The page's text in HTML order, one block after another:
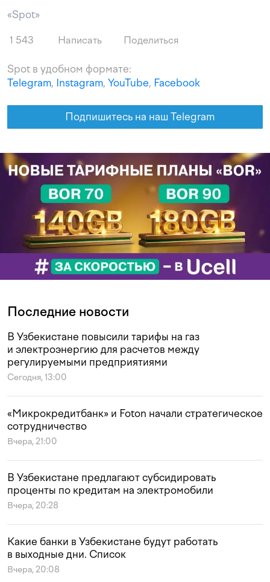
«Spot»
1 543 Написать Поделиться
Spot в удобном формате:
Telegram, Instagram, YouTube, Facebook
Подпишитесь на наш Telegram
Последние новости
В Узбекистане повысили тарифы на газ
и электроэнергию для расчетов между
регулируемыми предприятиями
Сегодня, 13:00
«Микрокредитбанк» и Foton начали стратегическое
сотрудничество
Вчера, 21:00
В Узбекистане предлагают субсидировать
проценты по кредитам на электромобили
Вчера, 20:28
Какие банки в Узбекистане будут работать
в выходные дни. Список
Вчера, 20:08